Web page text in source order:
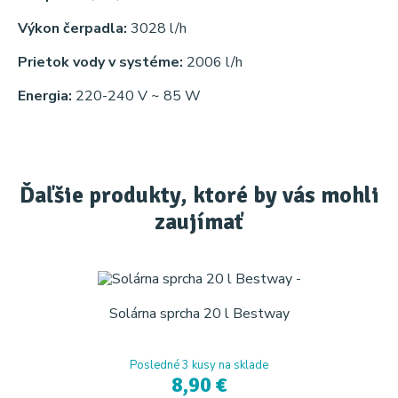
Výkon čerpadla: 3028 l/h
Prietok vody v systéme: 2006 l/h
Energia: 220-240 V ~ 85 W
Ďaľšie produkty, ktoré by vás mohli
zaujímať
Solárna sprcha 20 l Bestway
Posledné 3 kusy na sklade
8,90 €